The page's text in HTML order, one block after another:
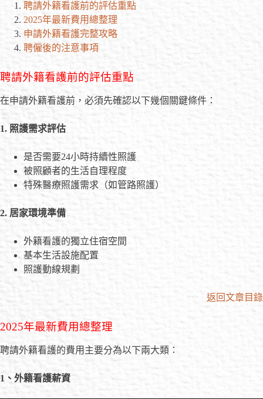
聘請外籍看護前的評估重點
2025年最新費用總整理
申請外籍看護完整攻略
聘僱後的注意事項
聘請外籍看護前的評估重點
在申請外籍看護前，必須先確認以下幾個關鍵條件：
1. 照護需求評估
是否需要24小時持續性照護
被照顧者的生活自理程度
特殊醫療照護需求（如管路照護）
2. 居家環境準備
外籍看護的獨立住宿空間
基本生活設施配置
照護動線規劃
返回文章目錄
2025年最新費用總整理
聘請外籍看護的費用主要分為以下兩大類：
1 、外籍看護薪資